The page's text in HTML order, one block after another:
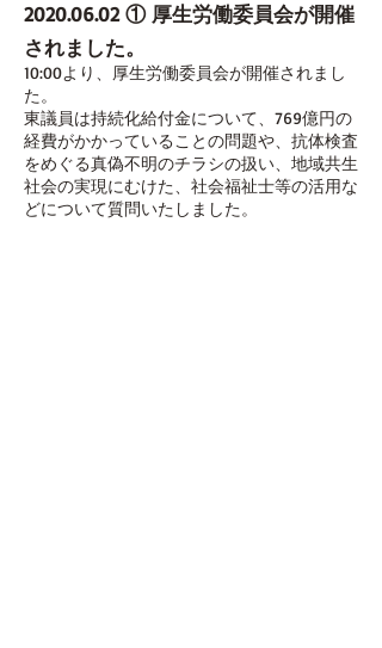
2020.06.02① 厚生労働委員会が開催
されました。
10:00より、厚生労働委員会が開催されまし
た。
東議員は持続化給付金について、769億円の
経費がかかっていることの問題や、抗体検査
をめぐる真偽不明のチラシの扱い、地域共生
社会の実現にむけた、社会福祉士等の活用な
どについて質問いたしました。